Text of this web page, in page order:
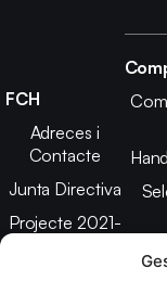
FCH
Adreces i
Contacte
Junta Directiva
Projecte 2021-